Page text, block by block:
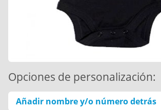
Opciones de personalización:
Añadir nombre y/o número detrás